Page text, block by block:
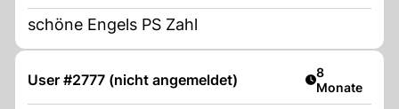
schöne Engels PS Zahl
User #2777 (nicht angemeldet) Artikel
8
Monate